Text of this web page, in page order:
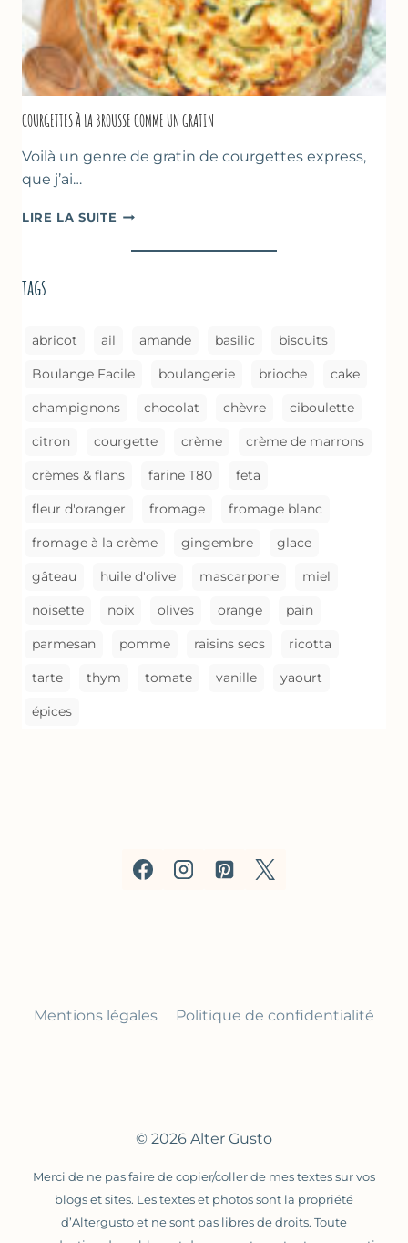
FOUR
COURGETTES À LA BROUSSE COMME UN GRATIN
Voilà un genre de gratin de courgettes express,
que j’ai…
LIRE LA SUITE COURGETTES
LA
tags
abricot ail amande basilic biscuits
Boulange Facile boulangerie brioche cake
champignons chocolat chèvre ciboulette
citron courgette crème crème de marrons
crèmes & flans farine T80 feta
fleur d'oranger fromage fromage blanc
fromage à la crème gingembre glace
gâteau huile d'olive mascarpone miel
noisette noix olives orange pain
parmesan pomme raisins secs ricotta
tarte thym tomate vanille yaourt
épices
Mentions légales Politique de confidentialité
© 2026 Alter Gusto
Merci de ne pas faire de copier/coller de mes textes sur vos
blogs et sites. Les textes et photos sont la propriété
d’Altergusto et ne sont pas libres de droits. Toute